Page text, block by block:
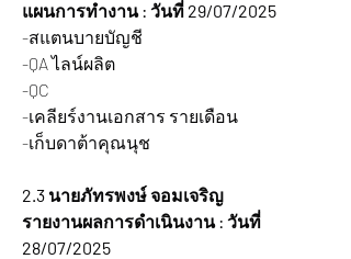
แผนการทำงาน : วันที่ 29/07/2025
-สแตนบายบัญชี
-QA ไลน์ผลิต
-QC
-เคลียร์งานเอกสาร รายเดือน
-เก็บดาต้าคุณนุช
2.3 นายภัทรพงษ์ จอมเจริญ
รายงานผลการดำเนินงาน : วันที่
28/07/2025